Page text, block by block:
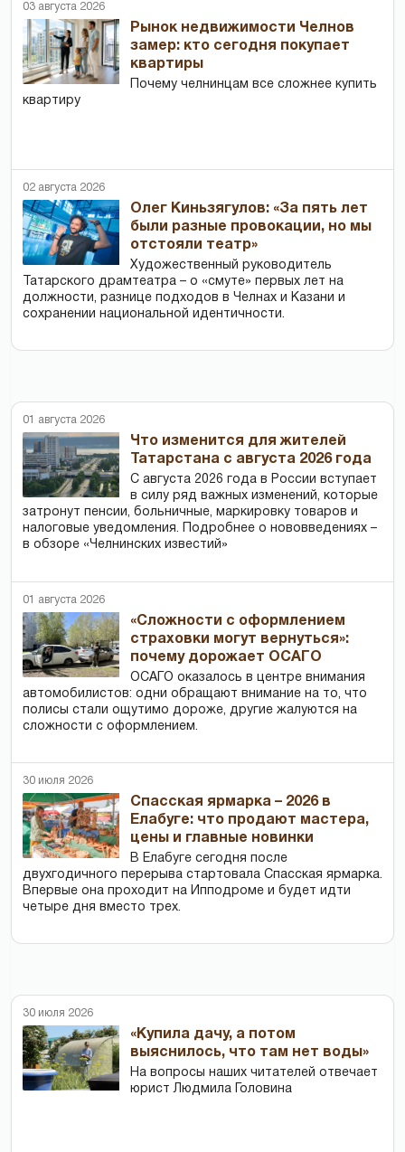
03 августа 2026
Рынок недвижимости Челнов
замер: кто сегодня покупает
квартиры
Почему челнинцам все сложнее купить
квартиру
02 августа 2026
Олег Киньзягулов: «За пять лет
были разные провокации, но мы
отстояли театр»
Художественный руководитель
Татарского драмтеатра – о «смуте» первых лет на
должности, разнице подходов в Челнах и Казани и
сохранении национальной идентичности.
01 августа 2026
Что изменится для жителей
Татарстана с августа 2026 года
С августа 2026 года в России вступает
в силу ряд важных изменений, которые
затронут пенсии, больничные, маркировку товаров и
налоговые уведомления. Подробнее о нововведениях –
в обзоре «Челнинских известий»
01 августа 2026
«Сложности с оформлением
страховки могут вернуться»:
почему дорожает ОСАГО
ОСАГО оказалось в центре внимания
автомобилистов: одни обращают внимание на то, что
полисы стали ощутимо дороже, другие жалуются на
сложности с оформлением.
30 июля 2026
Спасская ярмарка – 2026 в
Елабуге: что продают мастера,
цены и главные новинки
В Елабуге сегодня после
двухгодичного перерыва стартовала Спасская ярмарка.
Впервые она проходит на Ипподроме и будет идти
четыре дня вместо трех.
30 июля 2026
«Купила дачу, а потом
выяснилось, что там нет воды»
На вопросы наших читателей отвечает
юрист Людмила Головина